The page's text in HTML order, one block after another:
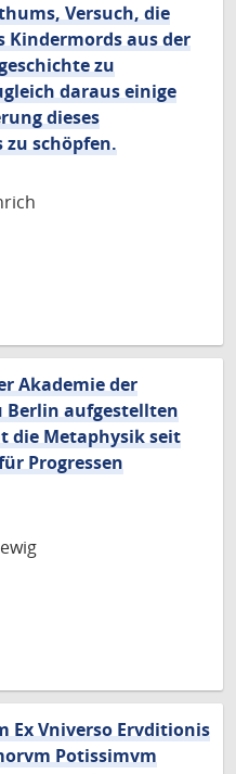
Versuch, die
Kindermords aus der
zu
daraus einige
dieses
zu schöpfen.
Akademie der
Berlin aufgestellten
die Metaphysik seit
Progressen
Ex Vniverso Ervditionis
Potissimvm